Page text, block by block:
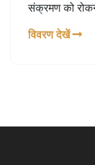
संक्रमण को
संक्रमित
विवरण देखें